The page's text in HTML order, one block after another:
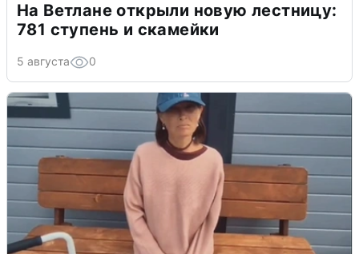
На Ветлане открыли новую лестницу:
781 ступень и скамейки
5 августа 0